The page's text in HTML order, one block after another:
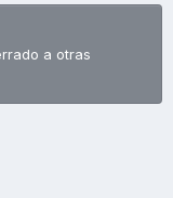
a otras